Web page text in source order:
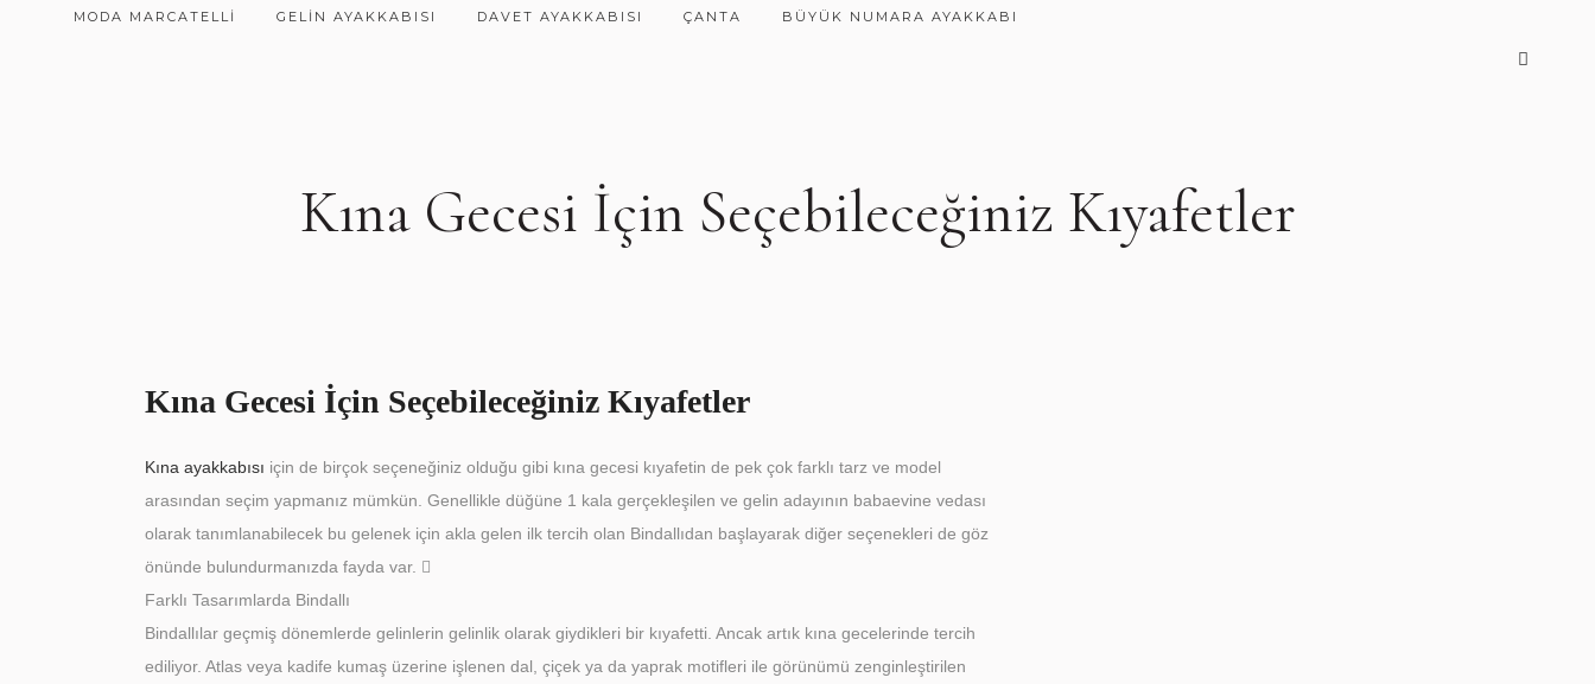
MODA MARCATELLI GELIN AYAKKABISI DAVET AYAKKABISI ÇANTA BÜYÜK NUMARA AYAKKABI
Kına Gecesi İçin Seçebileceğiniz Kıyafetler
Kına Gecesi İçin Seçebileceğiniz Kıyafetler
Kına ayakkabısı için de birçok seçeneğiniz olduğu gibi kına gecesi kıyafetin de pek çok farklı tarz ve model
arasından seçim yapmanız mümkün. Genellikle düğüne 1 kala gerçekleşilen ve gelin adayının babaevine vedası
olarak tanımlanabilecek bu gelenek için akla gelen ilk tercih olan Bindallıdan başlayarak diğer seçenekleri de göz
önünde bulundurmanızda fayda var. 
Farklı Tasarımlarda Bindallı
Bindallılar geçmiş dönemlerde gelinlerin gelinlik olarak giydikleri bir kıyafetti. Ancak artık kına gecelerinde tercih
ediliyor. Atlas veya kadife kumaş üzerine işlenen dal, çiçek ya da yaprak motifleri ile görünümü zenginleştirilen